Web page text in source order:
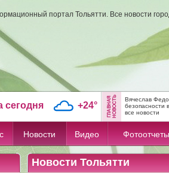
портал Тольятти. Все новости
сегодня +24°
Вячеслав
безопасности
все новости
Новости Видео Фотоотчеты
Новости Тольятти